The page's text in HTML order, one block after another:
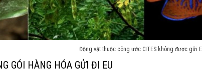
Động vật thuộc công ước CITES không được gửi
GÓI HÀNG HÓA GỬI ĐI EU